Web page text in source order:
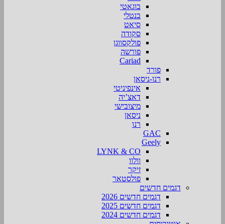
בוגאטי
בנטלי
סיאט
סקודה
פולקסווגן
פורשה
Cariad
פורד
רנו-ניסאן
אינפיניטי
דאצ’יה
מיצובישי
ניסאן
רנו
GAC
Geely
LYNK & CO
וולוו
זיקר
פולסטאר
דגמים חדשים
דגמים חדשים 2026
דגמים חדשים 2025
דגמים חדשים 2024